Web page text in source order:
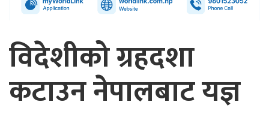
विदेशीको ग्रहदशा
कटाउन नेपालबाट यज्ञ